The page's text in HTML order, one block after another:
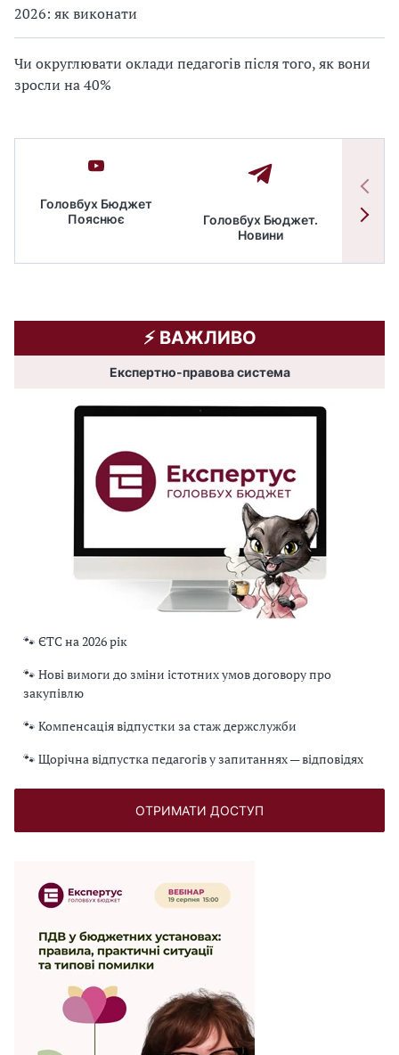
2026: як виконати
Чи округлювати оклади педагогів після того, як вони
зросли на 40%
Головбух Бюджет
Пояснює
Головбух Бюджет.
Новини
⚡️ ВАЖЛИВО
Експертно-правова система
🐾 ЄТС на 2026 рік
🐾 Нові вимоги до зміни істотних умов договору про
закупівлю
🐾 Компенсація відпустки за стаж держслужби
🐾 Щорічна відпустка педагогів у запитаннях — відповідях
ОТРИМАТИ ДОСТУП